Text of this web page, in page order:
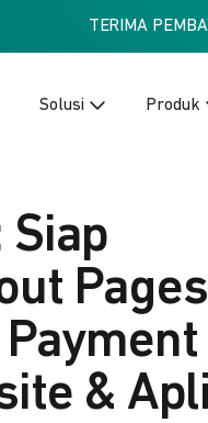
TERIMA
Solusi Produk
Siap
Pages
&